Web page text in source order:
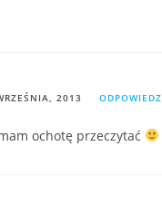
2013 ODPOWIEDZ
ochotę przeczytać